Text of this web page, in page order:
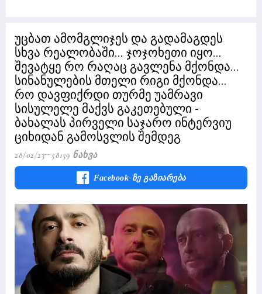
უცბათ ამომგლიჯეს და გადამაგდეს
სხვა რეალობაში... ჯოჯოხეთი იყო...
შევატყე რო რაღაც გავლენა მქონდა...
სინანულების მთელი რიგი მქონდა...
რო დავფიქრდი თურმე უამრავი
სისულელე მაქვს გაკეთებული -
ბახალას პირველი საჯარო ინტერვიუ
ციხიდან გამოსვლის შემდეგ
28/02/23 58159 Ნახვა
Facebook-Ზე Გაზიარება